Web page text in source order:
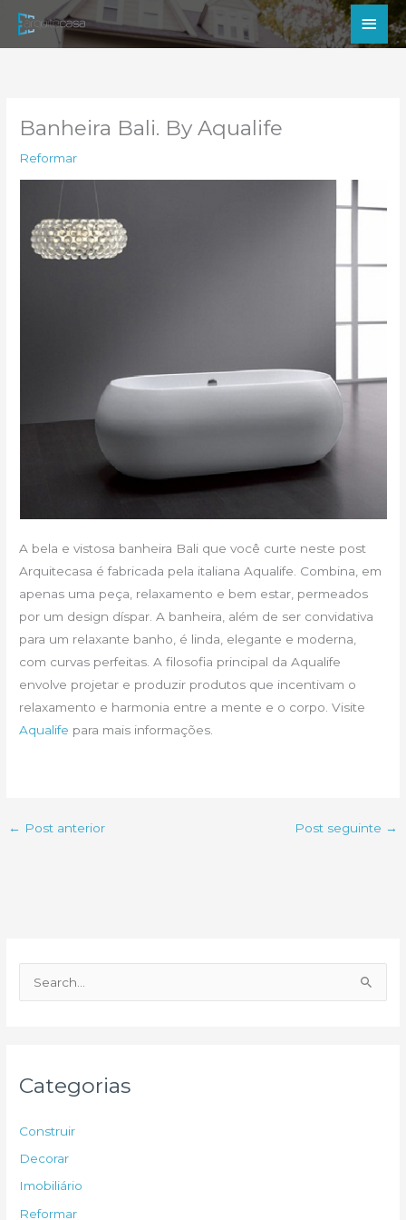
para
Banheira Bali. By Aqualife
Reformar
A bela e vistosa banheira Bali que você curte neste post
Arquitecasa é fabricada pela italiana Aqualife. Combina, em
apenas uma peça, relaxamento e bem estar, permeados
por um design díspar. A banheira, além de ser convidativa
para um relaxante banho, é linda, elegante e moderna,
com curvas perfeitas. A filosofia principal da Aqualife
envolve projetar e produzir produtos que incentivam o
relaxamento e harmonia entre a mente e o corpo. Visite
Aqualife para mais informações.
← Post anterior Post seguinte →
e
p
Categorias
Construir
Decorar
Imobiliário
Reformar